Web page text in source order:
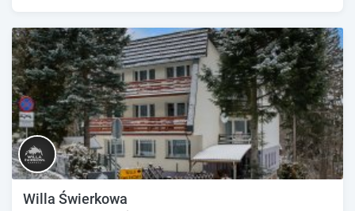
Willa Świerkowa